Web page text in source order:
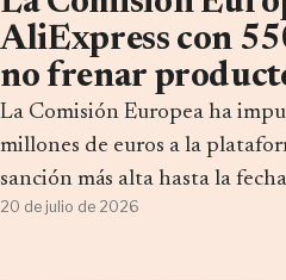
AliExpress con
no frenar
La Comisión Europea ha
millones de euros a la
sanción más alta hasta la
suficientes para…
20 de julio de 2026